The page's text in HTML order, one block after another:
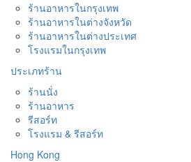
ร้านอาหารในกรุงเทพ
ร้านอาหารในต่างจังหวัด
ร้านอาหารในต่างประเทศ
โรงแรมในกรุงเทพ
ประเภทร้าน
ร้านนั่ง
ร้านอาหาร
รีสอร์ท
โรงแรม & รีสอร์ท
Hong Kong